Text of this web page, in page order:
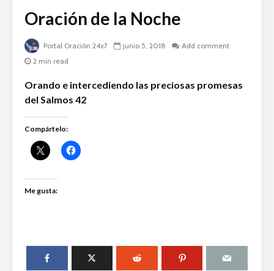
Oración de la Noche
Portal Oración 24x7 junio 5, 2018
Add comment
2 min read
Orando e intercediendo las preciosas promesas
del Salmos 42
Compártelo:
Me gusta: